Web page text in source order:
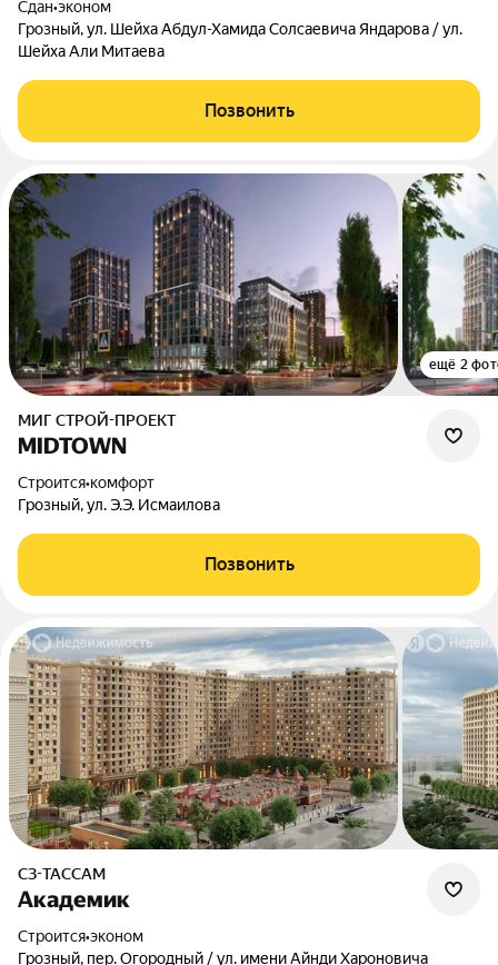
Сдан•эконом
Грозный, ул. Шейха Абдул-Хамида Солсаевича Яндарова / ул.
Шейха Али Митаева
Позвонить
ещё 2
МИГ СТРОЙ-ПРОЕКТ
MIDTOWN
Строится•комфорт
Грозный, ул. Э.Э. Исмаилова
Позвонить
СЗ-ТАССАМ
Академик
Строится•эконом
Грозный, пер. Огородный / ул. имени Айнди Хароновича